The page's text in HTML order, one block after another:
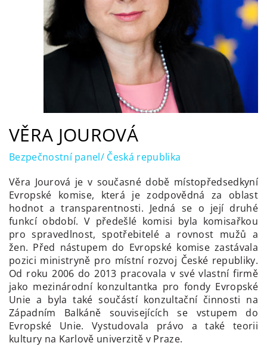
VĚRA JOUROVÁ
Bezpečnostní panel/ Česká republika
Věra Jourová je v současné době místopředsedkyní
Evropské komise, která je zodpovědná za oblast
hodnot a transparentnosti. Jedná se o její druhé
funkcí období. V předešlé komisi byla komisařkou
pro spravedlnost, spotřebitelé a rovnost mužů a
žen. Před nástupem do Evropské komise zastávala
pozici ministryně pro místní rozvoj České republiky.
Od roku 2006 do 2013 pracovala v své vlastní firmě
jako mezinárodní konzultantka pro fondy Evropské
Unie a byla také součástí konzultační činnosti na
Západním Balkáně souvisejících se vstupem do
Evropské Unie. Vystudovala právo a také teorii
kultury na Karlově univerzitě v Praze.